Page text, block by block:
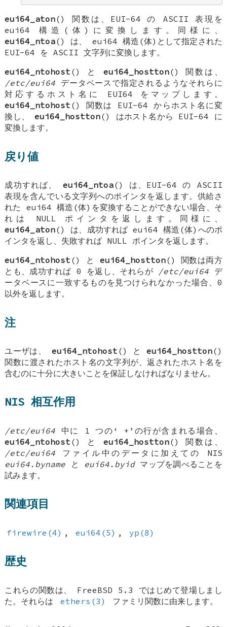
eui64_aton() 関数は、EUI-64 の ASCII 表現を
eui64 構造(体)に変換します。同様に、
eui64_ntoa() は、 eui64 構造(体)として指定された
EUI-64 を ASCII 文字列に変換します。
eui64_ntohost () と eui64_hostton() 関数は、
/etc/eui64 データベースで指定されるようなそれらに
対応するホスト名に EUI64 をマップします。
eui64_ntohost () 関数は EUI-64 からホスト名に変
換し、eui64_hostton() はホスト名から EUI-64 に
変換します。
戻り値
成功すれば、 eui64_ntoa() は、EUI-64 の ASCII
表現を含んでいる文字列へのポインタを返します。供給さ
れた eui64 構造(体)を変換することができない場合、そ
れは NULL ポインタを返します。同様に、
eui64_aton() は、成功すればeui64 構造(体)へのポ
インタを返し、失敗すれば NULL ポインタを返します。
eui64_ntohost () と eui64_hostton() 関数は両方
とも、成功すれば 0 を返し、それらが /etc/eui64 デ
ータベースに一致するものを見つけられなかった場合、0
以外を返します。
注
ユーザは、 eui64_ntohost () と eui64_hostton()
関数に渡されたホスト名の文字列が、返されたホスト名を
含むのに十分に大きいことを保証しなければなりません。
NIS 相互作用
/etc/eui64 中に 1 つの‘ + ’の行が含まれる場合、
eui64_ntohost () と eui64_hostton() 関数は、
/etc/eui64 ファイル中のデータに加えての NIS
eui64.byname と eui64.byidマップを調べることを
試みます。
関連項目
firewire(4) , eui64(5) , yp(8)
歴史
これらの関数は、 FreeBSD 5.3
ではじめて登場しまし
た。それらは
ethers(3) ファミリ関数に由来します。